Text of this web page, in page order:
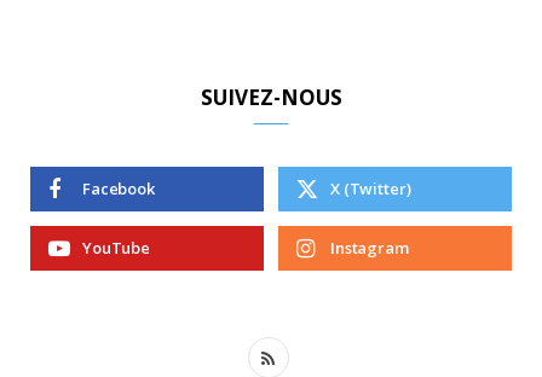
SUIVEZ-NOUS
Facebook X (Twitter)
YouTube Instagram
R